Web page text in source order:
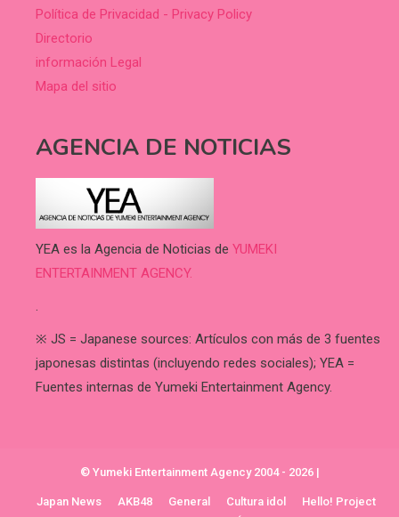
Política de Privacidad - Privacy Policy
Directorio
información Legal
Mapa del sitio
AGENCIA DE NOTICIAS
YEA es la Agencia de Noticias de YUMEKI
ENTERTAINMENT AGENCY.
.
※ JS = Japanese sources: Artículos con más de 3 fuentes
japonesas distintas (incluyendo redes sociales); YEA =
Fuentes internas de Yumeki Entertainment Agency.
© Yumeki Entertainment Agency 2004 - 2026 |
Japan News AKB48 General Cultura idol
Hello! Project